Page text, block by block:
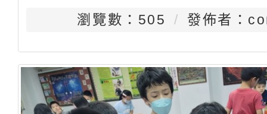
瀏覽數：505 發佈者：